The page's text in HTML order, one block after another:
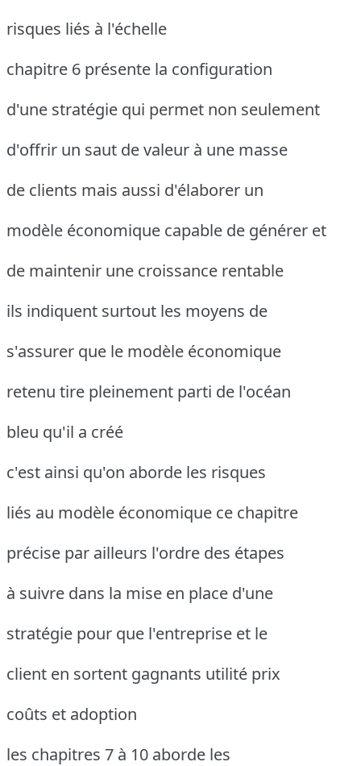
risques liés à l'échelle
chapitre 6 présente la configuration
d'une stratégie qui permet non seulement
d'offrir un saut de valeur à une masse
de clients mais aussi d'élaborer un
modèle économique capable de générer et
de maintenir une croissance rentable
ils indiquent surtout les moyens de
s'assurer que le modèle économique
retenu tire pleinement parti de l'océan
bleu qu'il a créé
c'est ainsi qu'on aborde les risques
liés au modèle économique ce chapitre
précise par ailleurs l'ordre des étapes
à suivre dans la mise en place d'une
stratégie pour que l'entreprise et le
client en sortent gagnants utilité prix
coûts et adoption
les chapitres 7 à 10 aborde les